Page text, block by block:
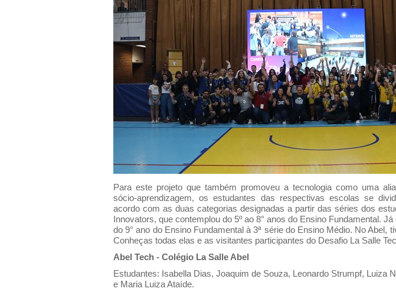
Para este projeto que também promoveu a tecnologia como uma
sócio-aprendizagem, os estudantes das respectivas escolas se
acordo com as duas categorias designadas a partir das séries dos
Innovators, que contemplou do 5º ao 8° anos do Ensino Fundamental. Já
do 9° ano do Ensino Fundamental à 3ª série do Ensino Médio. No Abel,
Conheças todas elas e as visitantes participantes do Desafio La Salle
Abel Tech - Colégio La Salle Abel
Estudantes: Isabella Dias, Joaquim de Souza, Leonardo Strumpf, Luiza
e Maria Luiza Ataíde.